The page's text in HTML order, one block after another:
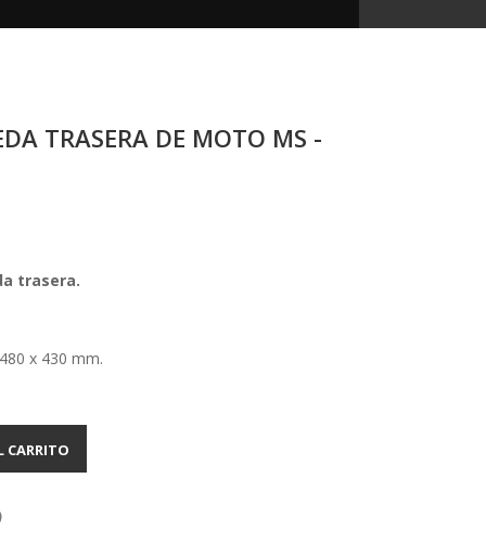
TRASERA DE MOTO MS -
trasera.
x 430 mm.
CARRITO